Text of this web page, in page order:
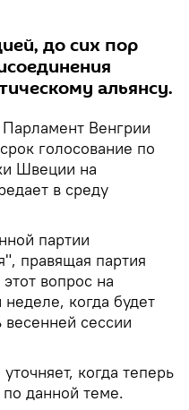
до сих пор
альянсу.
Парламент Венгрии
голосование по
Швеции на
в среду
партии
правящая партия
вопрос на
когда будет
весенней сессии
когда теперь
данной теме.